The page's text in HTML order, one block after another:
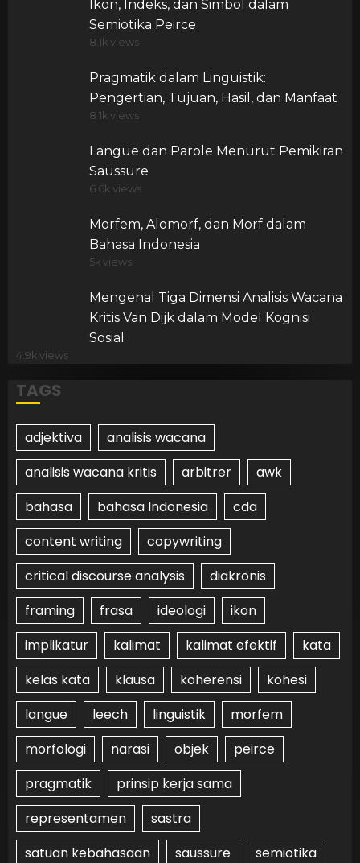
Ikon, Indeks, dan Simbol dalam
Semiotika Peirce
8.1k views
Pragmatik dalam Linguistik:
Pengertian, Tujuan, Hasil, dan Manfaat
8.1k views
Langue dan Parole Menurut Pemikiran
Saussure
6.6k views
Morfem, Alomorf, dan Morf dalam
Bahasa Indonesia
5k views
Mengenal Tiga Dimensi Analisis Wacana
Kritis Van Dijk dalam Model Kognisi
Sosial
4.9k views
TAGS
adjektiva
analisis wacana
analisis wacana kritis
arbitrer
awk
bahasa
bahasa Indonesia
cda
content writing
copywriting
critical discourse analysis
diakronis
framing
frasa ideologi
ikon
implikatur
kalimat kalimat efektif
kata
kelas kata
klausa koherensi
kohesi
langue
leech linguistik
morfem
morfologi
narasi objek
peirce
pragmatik
prinsip kerja sama
representamen
sastra
satuan kebahasaan
saussure
semiotika